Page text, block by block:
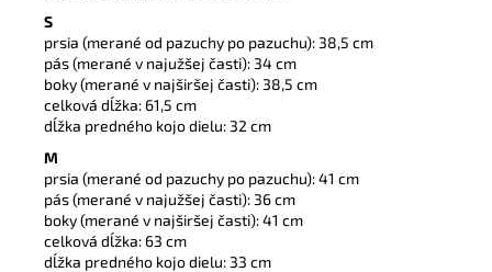
S
prsia (merané od pazuchy po pazuchu): 38,5 cm
pás (merané v najužšej časti): 34 cm
boky (merané v najširšej časti): 38,5 cm
celková dĺžka: 61,5 cm
dĺžka predného kojo dielu: 32 cm
M
prsia (merané od pazuchy po pazuchu): 41 cm
pás (merané v najužšej časti): 36 cm
boky (merané v najširšej časti): 41 cm
celková dĺžka: 63 cm
dĺžka predného kojo dielu: 33 cm